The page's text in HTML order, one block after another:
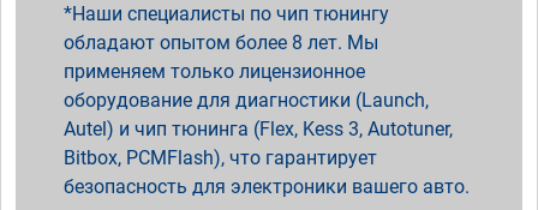
Наши специалисты по чип тюнингу
обладают опытом более 8 лет. Мы
применяем только лицензионное
оборудование для диагностики (Launch,
Autel) и чип тюнинга (Flex, Kess 3, Autotuner,
Bitbox, PCMFlash), что гарантирует
безопасность для электроники вашего авто.